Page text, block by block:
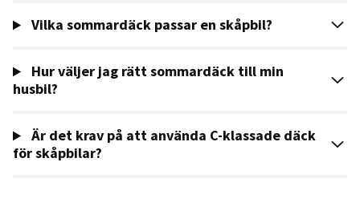
Vilka sommardäck passar en skåpbil?
Hur väljer jag rätt sommardäck till min
husbil?
Är det krav på att använda C-klassade däck
för skåpbilar?